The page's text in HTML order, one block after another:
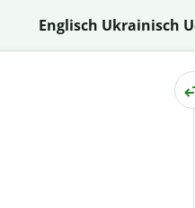
Englisch Ukrainisch